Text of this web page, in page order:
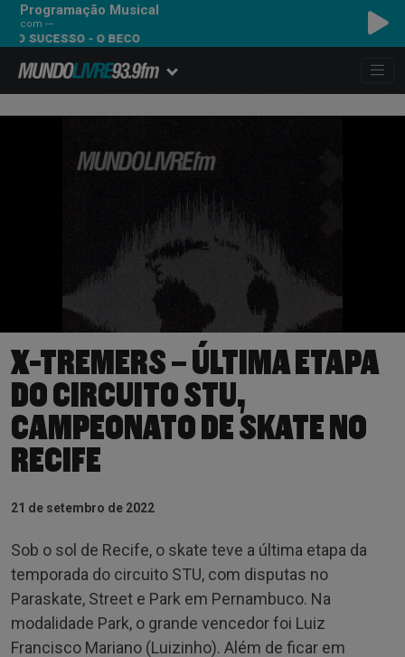
Programação Musical
com ---
- O BECO
X-TREMERS – ÚLTIMA ETAPA
DO CIRCUITO STU,
CAMPEONATO DE SKATE NO
RECIFE
21 de setembro de 2022
Sob o sol de Recife, o skate teve a última etapa da
temporada do circuito STU, com disputas no
Paraskate, Street e Park em Pernambuco. Na
modalidade Park, o grande vencedor foi Luiz
Francisco Mariano (Luizinho). Além de ficar em